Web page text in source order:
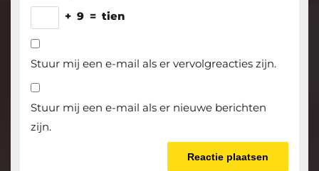
+ 9 = tien
Stuur mij een e-mail als er vervolgreacties zijn.
Stuur mij een e-mail als er nieuwe berichten
zijn.